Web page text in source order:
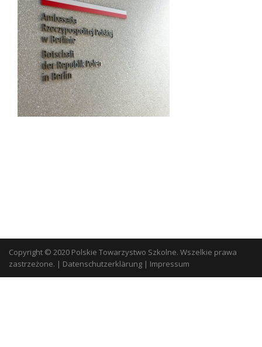
Copyright © 2020 Polskie Towarzystwo Szkolne. Wszelkie prawa
zastrzeżone. | Datenschutzerklärung | Impressum